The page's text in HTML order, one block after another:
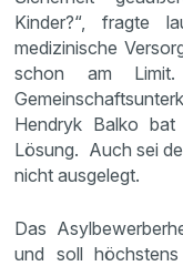
Kinder?“, fragte
medizinische
schon am
Hendryk Balko bat
Lösung. Auch sei
nicht ausgelegt.
Das
und soll